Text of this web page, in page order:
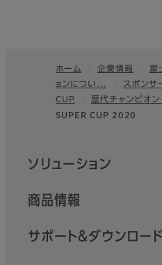
フッター
ホーム 企業情報
富
ョンについ…
スポンサ
CUP
歴代チャンピオン
SUPER CUP 2020
クイックリンク
ソリューション
商品情報
サポート＆ダウンロード